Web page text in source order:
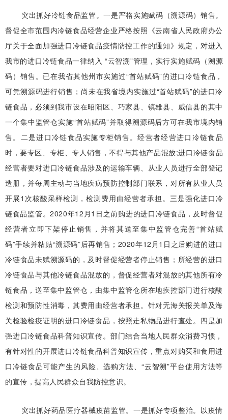
突出抓好冷链食品监管。一是严格实施赋码（溯源码）销售。
督促全市范围内冷链食品经营企业严格按照《云南省人民政府办公
厅关于全面加强进口冷链食品疫情防控工作的通知》规定，对进入
我市的进口冷链食品一律纳入 “云智溯”管理，实行实施赋码（溯源
码）销售。已在我省其他州市实施过“首站赋码”的进口冷链食品，
可凭溯源码进行销售；尚未在我省境内实施过“首站赋码”的进口冷
链食品，必须到我市设在昭阳区、巧家县、镇雄县、威信县的其中
一个集中监管仓实施“首站赋码”并取得溯源码后方可在我市境内销
售。二是进口冷链食品实施专柜销售。经营者经营进口冷链食品
时，要专区、专柜、专人销售，不得与其他产品混放;进口冷链食品
经营者要对进口冷链食品涉及的运输车辆、从业人员进行全部登记
造册，并每周主动与当地疾病预防控制部门联系，对所有从业人员
开展1次核酸采样检测，检测费用由经营者承担。三是强化进口冷
链食品监管。2020年12月1日之前购进的进口冷链食品，及时督促
经营者立即下架停止销售，并将其送至集中监管仓完善“首站赋
码”手续并粘贴“溯源码”后再销售；2020年12月1日之后购进的进口
冷链食品未赋溯源码的，及时督促经营者停止销售；所经营的进口
冷链食品与其他冷链食品混放的，督促经营者对混放的其他所有冷
链食品，送至集中监管仓，由集中监管仓所在地疾控部门进行核酸
检测和预防性消毒，其费用由经营者承担。针对无海关报关单及海
关检验检疫证明的进口冷链食品，按照走私物品进行查处。四是加
强进口冷链食品科普知识宣传。部门结合当地人民群众消费习惯，
有针对性的开展进口冷链食品科普知识宣传，重点对购买和食用进
口冷链食品可能产生的风险、选购方法、“云智溯”平台使用方法等
的宣传，提高人民群众自我防控意识。
突出抓好药品医疗器械疫苗监管。一是抓好专项整治。以疫情